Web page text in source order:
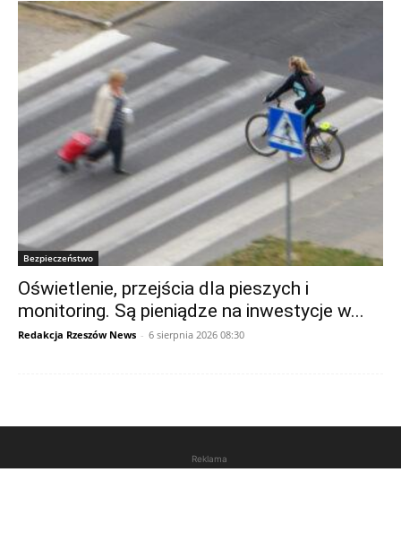
Bezpieczeństwo
Oświetlenie, przejścia dla pieszych i
monitoring. Są pieniądze na inwestycje w...
Redakcja Rzeszów News - 6 sierpnia 2026 08:30
Reklama